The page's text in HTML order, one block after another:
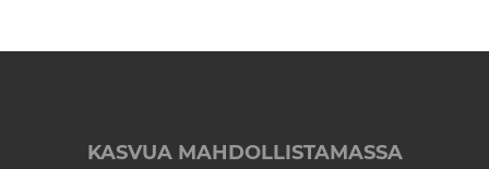
KASVUA MAHDOLLISTAMASSA